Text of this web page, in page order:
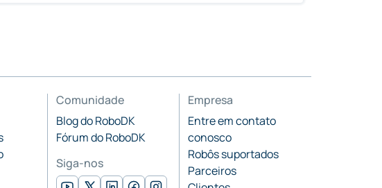
Comunidade
Blog do RoboDK
Fórum do RoboDK
Siga-nos
Empresa
Entre em contato
conosco
Robôs suportados
Parceiros